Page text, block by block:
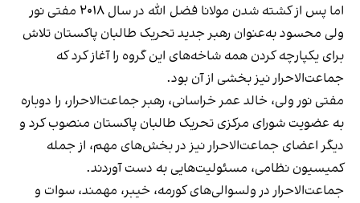
اما پس از کشته شدن مولانا فضل الله در سال ۲۰۱۸ مفتی نور
ولی محسود به‌عنوان رهبر جدید تحریک طالبان پاکستان تلاش
برای یکپارچه کردن همه شاخه‌های این گروه را آغاز کرد که
جماعت‌الاحرار نیز بخشی از آن بود.
مفتی نور ولی، خالد عمر خراسانی، رهبر جماعت‌الاحرار، را دوباره
به عضویت شورای مرکزی تحریک طالبان پاکستان منصوب کرد و
دیگر اعضای جماعت‌الاحرار نیز در بخش‌های مهم، از جمله
کمیسیون نظامی، مسئولیت‌هایی به دست آوردند.
جماعت‌الاحرار در ولسوالی‌های کورمه، خیبر، مهمند، سوات و